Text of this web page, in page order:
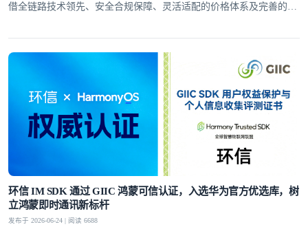
借全链路技术领先、安全合规保障、灵活适配的价格体系及完善的全
环信 IM SDK 通过 GIIC 鸿蒙可信认证，入选华为官方优选库，树
立鸿蒙即时通讯新标杆
发布于 2026-06-24 | 阅读 6688